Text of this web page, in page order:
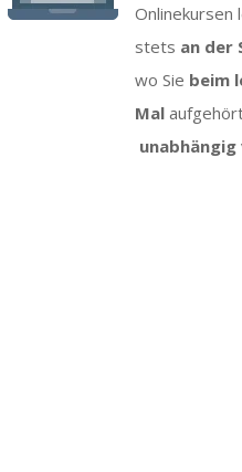
Onlinekursen
stets an der
wo Sie beim
Mal